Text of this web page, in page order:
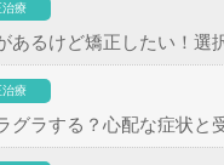
治療
あるけど矯正したい！選
治療
グラする？心配な症状と